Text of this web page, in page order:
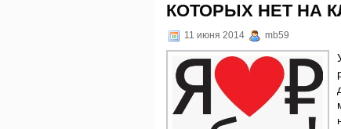
ТЕ КОГО ПРИРУЧИЛИ
КОТОРЫХ НЕТ НА
11 июня 2014 mb59